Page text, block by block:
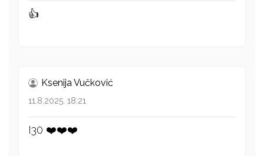
👍
Ksenija Vučković
11.8.2025. 18:21
I30 ❤️❤️❤️